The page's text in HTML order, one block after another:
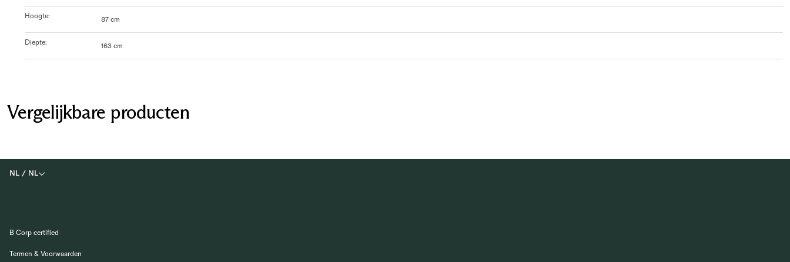
Hoogte: 87 cm
Diepte: 163 cm
Vergelijkbare producten
NL / NL
B Corp certified
Termen & Voorwaarden